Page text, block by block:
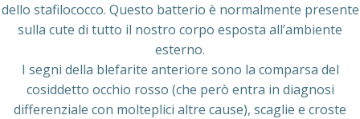
dello stafilococco. Questo batterio è normalmente presente
sulla cute di tutto il nostro corpo esposta all’ambiente
esterno.
I segni della blefarite anteriore sono la comparsa del
cosiddetto occhio rosso (che però entra in diagnosi
differenziale con molteplici altre cause), scaglie e croste